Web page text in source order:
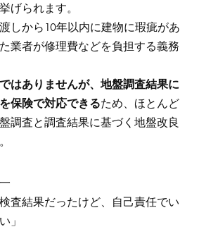
げられます。
しから10年以内に建物に瑕疵があ
業者が修理費などを負担する義務
はありませんが、地盤調査結果に
保険で対応できるため、ほとんど
調査と調査結果に基づく地盤改良
査結果だったけど、自己責任でい
」